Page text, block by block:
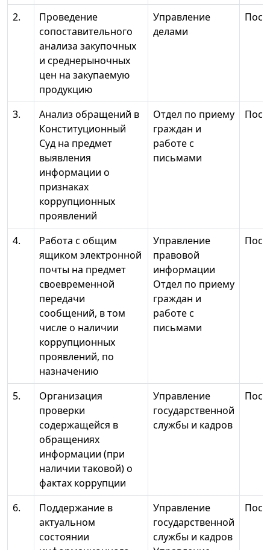
2.
Проведение
сопоставительного
анализа закупочных
и среднерыночных
цен на закупаемую
продукцию
Управление
делами
3.
Анализ обращений в
Конституционный
Суд на предмет
выявления
информации о
признаках
коррупционных
проявлений
Отдел по приему
граждан и
работе с
письмами
4.
Работа с общим
ящиком электронной
почты на предмет
своевременной
передачи
сообщений, в том
числе о наличии
коррупционных
проявлений, по
назначению
Управление
правовой
информации
Отдел по приему
граждан и
работе с
письмами
5.
Организация
проверки
содержащейся в
обращениях
информации (при
наличии таковой) о
фактах коррупции
Управление
государственной
службы и кадров
6.
Поддержание в
актуальном
состоянии
Управление
государственной
службы и кадров